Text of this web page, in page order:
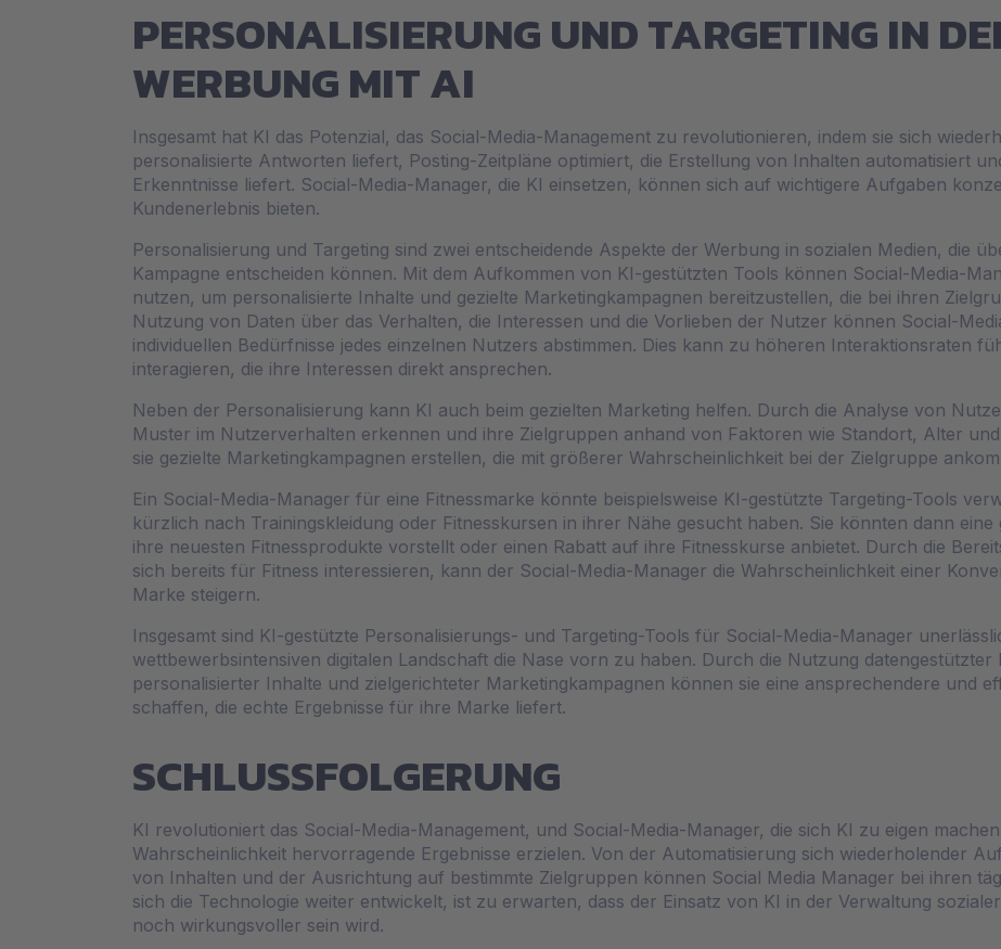
PERSONALISIERUNG UND TARGETING IN
WERBUNG MIT AI
Insgesamt hat KI das Potenzial, das Social-Media-Management zu revolutionieren, indem sie sich
personalisierte Antworten liefert, Posting-Zeitpläne optimiert, die Erstellung von Inhalten automatisiert
Erkenntnisse liefert. Social-Media-Manager, die KI einsetzen, können sich auf wichtigere Aufgaben
Kundenerlebnis bieten.
Personalisierung und Targeting sind zwei entscheidende Aspekte der Werbung in sozialen Medien, die
Kampagne entscheiden können. Mit dem Aufkommen von KI-gestützten Tools können Social-Media-
nutzen, um personalisierte Inhalte und gezielte Marketingkampagnen bereitzustellen, die bei ihren
Nutzung von Daten über das Verhalten, die Interessen und die Vorlieben der Nutzer können Social-
individuellen Bedürfnisse jedes einzelnen Nutzers abstimmen. Dies kann zu höheren Interaktionsraten
interagieren, die ihre Interessen direkt ansprechen.
Neben der Personalisierung kann KI auch beim gezielten Marketing helfen. Durch die Analyse von
Muster im Nutzerverhalten erkennen und ihre Zielgruppen anhand von Faktoren wie Standort, Alter
sie gezielte Marketingkampagnen erstellen, die mit größerer Wahrscheinlichkeit bei der Zielgruppe
Ein Social-Media-Manager für eine Fitnessmarke könnte beispielsweise KI-gestützte Targeting-Tools
kürzlich nach Trainingskleidung oder Fitnesskursen in ihrer Nähe gesucht haben. Sie könnten dann eine
ihre neuesten Fitnessprodukte vorstellt oder einen Rabatt auf ihre Fitnesskurse anbietet. Durch die
sich bereits für Fitness interessieren, kann der Social-Media-Manager die Wahrscheinlichkeit einer
Marke steigern.
Insgesamt sind KI-gestützte Personalisierungs- und Targeting-Tools für Social-Media-Manager
wettbewerbsintensiven digitalen Landschaft die Nase vorn zu haben. Durch die Nutzung datengestützter
personalisierter Inhalte und zielgerichteter Marketingkampagnen können sie eine ansprechendere und
schaffen, die echte Ergebnisse für ihre Marke liefert.
SCHLUSSFOLGERUNG
KI revolutioniert das Social-Media-Management, und Social-Media-Manager, die sich KI zu eigen
Wahrscheinlichkeit hervorragende Ergebnisse erzielen. Von der Automatisierung sich wiederholender
von Inhalten und der Ausrichtung auf bestimmte Zielgruppen können Social Media Manager bei ihren
sich die Technologie weiter entwickelt, ist zu erwarten, dass der Einsatz von KI in der Verwaltung
noch wirkungsvoller sein wird.